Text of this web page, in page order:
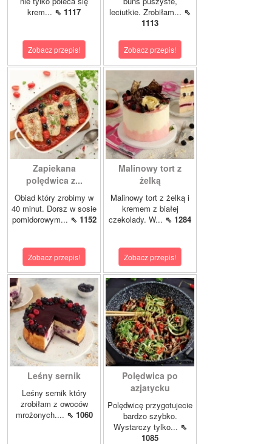
krem... ⇖ 1117
Zobacz przepis!
leciutkie. Zrobiłam... ⇖
1113
Zobacz przepis!
Zapiekana
polędwica z...
Obiad który zrobimy w
40 minut. Dorsz w sosie
pomidorowym... ⇖ 1152
Zobacz przepis!
Malinowy tort z
żelką
Malinowy tort z żelką i
kremem z białej
czekolady. W... ⇖ 1284
Zobacz przepis!
Leśny sernik
Leśny sernik który
zrobiłam z owoców
mrożonych.... ⇖ 1060
Polędwica po
azjatycku
Polędwicę przygotujecie
bardzo szybko.
Wystarczy tylko... ⇖
1085